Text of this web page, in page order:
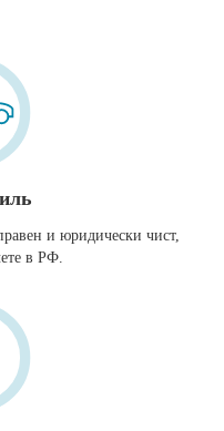
и юридически чист,
в РФ.